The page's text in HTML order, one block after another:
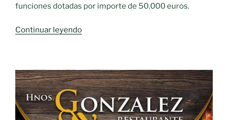
funciones dotadas por importe de 50.000 euros.
Continuar leyendo«Subvención
de
Protección
Civil
con